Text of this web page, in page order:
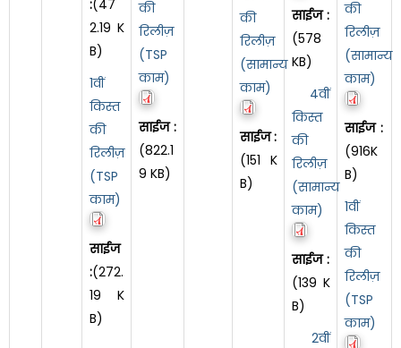
:(47
2.19 K
B)
1वीं
किस्त
की
रिलीज़
(TSP
काम)
साईज
:(272.
19 K
B)
की
रिलीज़
(TSP
काम)
साईज :
(822.1
9 KB)
की
रिलीज़
(सामान्य
काम)
साईज :
(151 K
B)
साईज :
(578
KB)
4वीं
किस्त
की
रिलीज़
(सामान्य
काम)
साईज :
(139 K
B)
2वीं
की
रिलीज़
(सामान्य
काम)
साईज :
(916K
B)
1वीं
किस्त
की
रिलीज़
(TSP
काम)